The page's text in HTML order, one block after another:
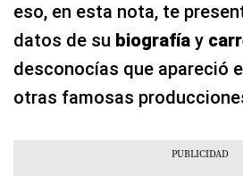
eso, en esta nota, te
datos de su biografía y
desconocías que apareció
otras famosas